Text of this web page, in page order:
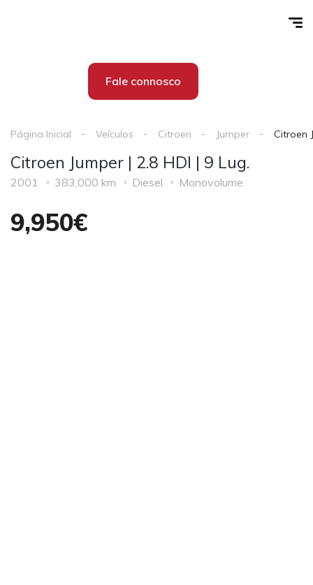
Fale connosco
Página Inicial Veículos Citroen Jumper Citroen
Citroen Jumper | 2.8 HDI | 9 Lug.
2001 383,000 km Diesel Monovolume
9,950€